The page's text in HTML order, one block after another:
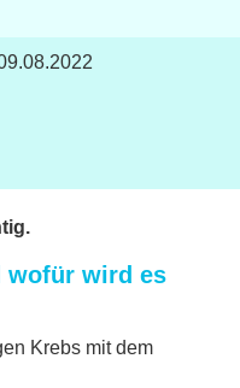
wofür wird es
Krebs mit dem